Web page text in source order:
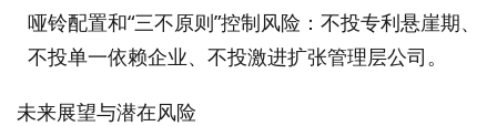
哑铃配置和“三不原则”控制风险：不投专利悬崖期、
不投单一依赖企业、不投激进扩张管理层公司。
未来展望与潜在风险